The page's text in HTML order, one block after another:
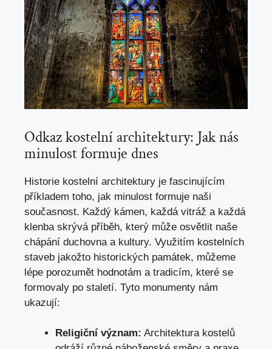
Odkaz kostelní architektury: ‍Jak nás
‍minulost formuje dnes
Historie⁣ kostelní architektury je ‍fascinujícím
příkladem toho,​ jak ⁣minulost formuje naši
současnost. Každý kámen, každá vitráž ⁣a každá⁤
klenba skrývá‌ příběh, který může osvětlit naše
chápání duchovna a kultury. Využitím kostelních
staveb jakožto historických ⁤památek, ​můžeme
lépe porozumět hodnotám a tradicím, ‍které se
formovaly⁢ po staletí.⁢ Tyto monumenty nám⁣
ukazují:
Religiční ​význam: Architektura kostelů